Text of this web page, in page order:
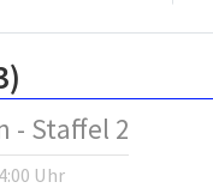
- Staffel 2
Uhr